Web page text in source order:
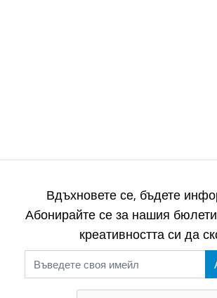
Вдъхновете се, бъдете
Абонирайте се за нашия
креативността си да